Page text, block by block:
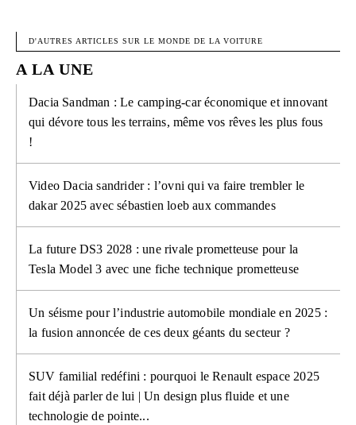
D'AUTRES ARTICLES SUR LE MONDE DE LA VOITURE
A LA UNE
Dacia Sandman : Le camping-car économique et innovant
qui dévore tous les terrains, même vos rêves les plus fous
!
Video Dacia sandrider : l’ovni qui va faire trembler le
dakar 2025 avec sébastien loeb aux commandes
La future DS3 2028 : une rivale prometteuse pour la
Tesla Model 3 avec une fiche technique prometteuse
Un séisme pour l’industrie automobile mondiale en 2025 :
la fusion annoncée de ces deux géants du secteur ?
SUV familial redéfini : pourquoi le Renault espace 2025
fait déjà parler de lui | Un design plus fluide et une
technologie de pointe...